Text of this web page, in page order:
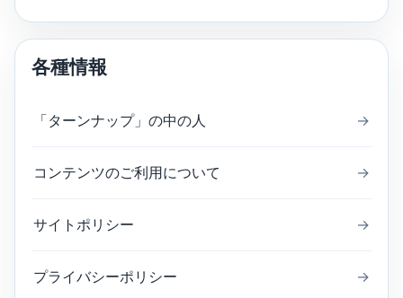
各種情報
「ターンナップ」の中の人 →
コンテンツのご利用について →
サイトポリシー →
プライバシーポリシー →